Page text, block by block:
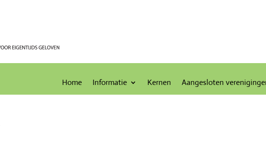
Home Informatie Kernen Aangesloten